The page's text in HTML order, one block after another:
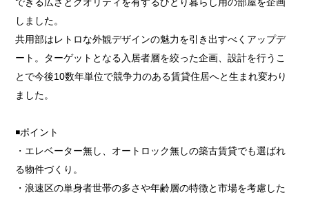
できる広さとクオリティを有するひとり暮らし用の部屋を企画
しました。
共用部はレトロな外観デザインの魅力を引き出すべくアップデ
ート。ターゲットとなる入居者層を絞った企画、設計を行うこ
とで今後10数年単位で競争力のある賃貸住居へと生まれ変わり
ました。
◾️ポイント
・エレベーター無し、オートロック無しの築古賃貸でも選ばれ
る物件づくり。
・浪速区の単身者世帯の多さや年齢層の特徴と市場を考慮した